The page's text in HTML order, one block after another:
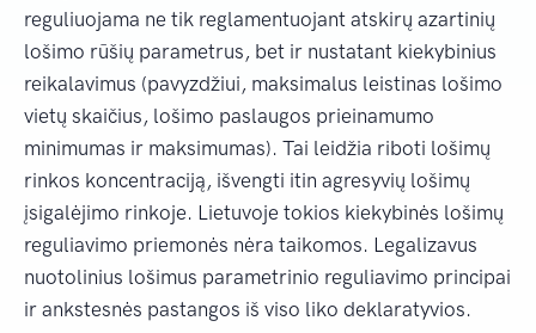
reguliuojama ne tik reglamentuojant atskirų azartinių
lošimo rūšių parametrus, bet ir nustatant kiekybinius
reikalavimus (pavyzdžiui, maksimalus leistinas lošimo
vietų skaičius, lošimo paslaugos prieinamumo
minimumas ir maksimumas). Tai leidžia riboti lošimų
rinkos koncentraciją, išvengti itin agresyvių lošimų
įsigalėjimo rinkoje. Lietuvoje tokios kiekybinės lošimų
reguliavimo priemonės nėra taikomos. Legalizavus
nuotolinius lošimus parametrinio reguliavimo principai
ir ankstesnės pastangos iš viso liko deklaratyvios.